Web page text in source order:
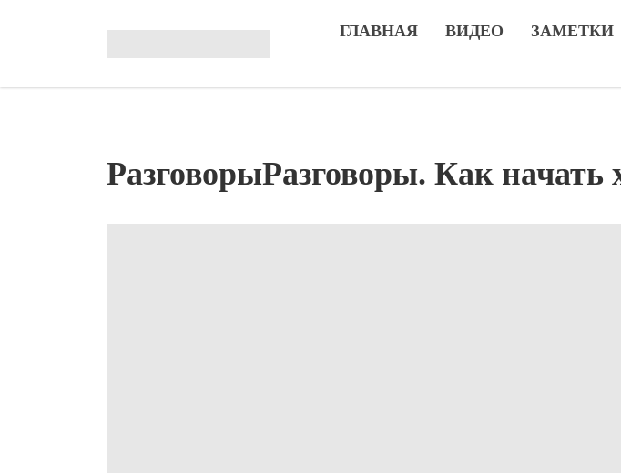
ГЛАВНАЯ ВИДЕО ЗАМЕТКИ
РазговорыРазговоры. Как начать